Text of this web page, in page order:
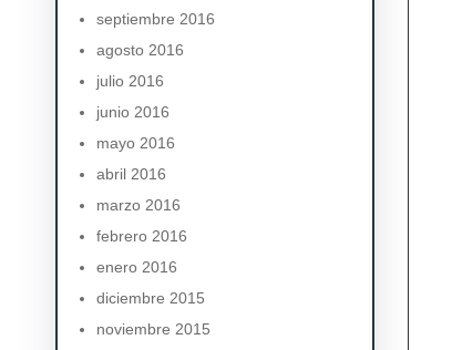
septiembre 2016
agosto 2016
julio 2016
junio 2016
mayo 2016
abril 2016
marzo 2016
febrero 2016
enero 2016
diciembre 2015
noviembre 2015